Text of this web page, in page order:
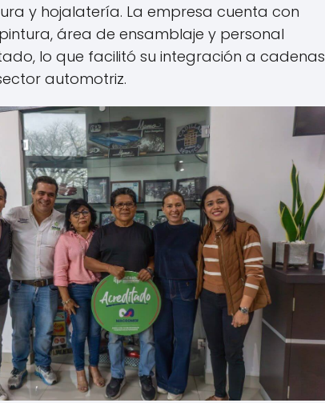
y hojalatería. La empresa cuenta con
área de ensamblaje y personal
lo que facilitó su integración a cadenas
automotriz.